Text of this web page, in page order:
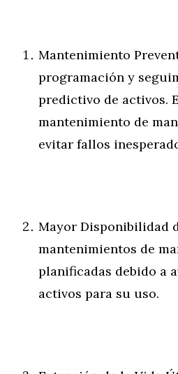
Mantenimiento
programación y
predictivo de activos.
mantenimiento de
evitar fallos
Mayor Disponibilidad
mantenimientos de
planificadas debido a
activos para su uso.